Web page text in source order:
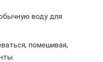
воду для
помешивая,